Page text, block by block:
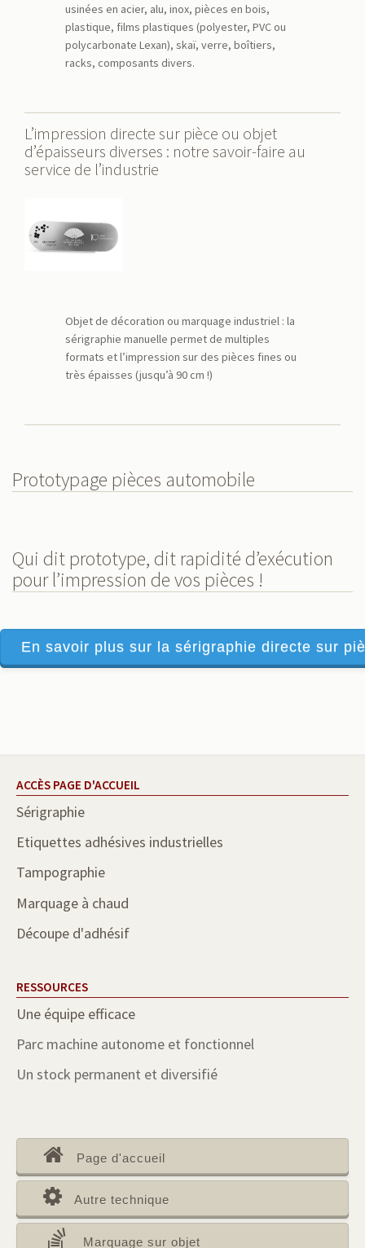
usinées en acier, alu, inox, pièces en bois,
plastique, films plastiques (polyester, PVC ou
polycarbonate Lexan), skaï, verre, boîtiers,
racks, composants divers.
L’impression directe sur pièce ou objet
d’épaisseurs diverses : notre savoir-faire au
service de l’industrie
Objet de décoration ou marquage industriel : la
sérigraphie manuelle permet de multiples
formats et l’impression sur des pièces fines ou
très épaisses (jusqu’à 90 cm !)
Prototypage pièces automobile
Qui dit prototype, dit rapidité d’exécution
pour l’impression de vos pièces !
En savoir plus sur la sérigraphie directe sur
ACCÈS PAGE D'ACCUEIL
Sérigraphie
Etiquettes adhésives industrielles
Tampographie
Marquage à chaud
Découpe d'adhésif
RESSOURCES
Une équipe efficace
Parc machine autonome et fonctionnel
Un stock permanent et diversifié
Page d'accueil
Autre technique
Marquage sur objet